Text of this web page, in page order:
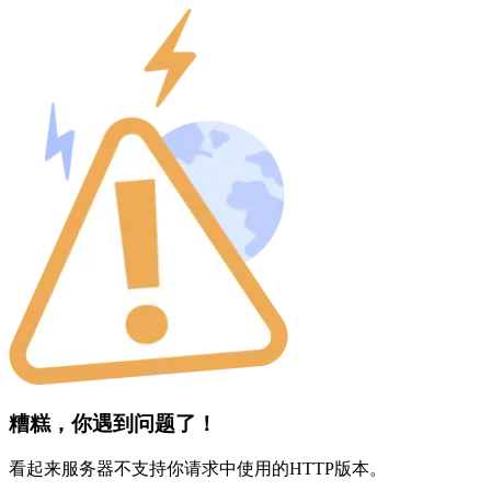
糟糕，你遇到问题了！
看起来服务器不支持你请求中使用的HTTP版本。